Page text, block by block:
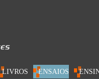
LIVROS ENSAIOS